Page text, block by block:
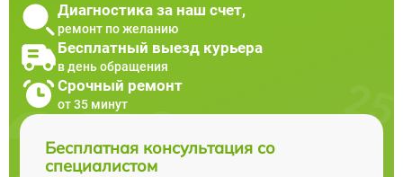
Диагностика за наш счет,
ремонт по желанию
Бесплатный выезд курьера
в день обращения
Срочный ремонт
от 35 минут
Бесплатная консультация со
специалистом